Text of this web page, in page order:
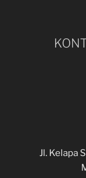
Jl. Kelapa